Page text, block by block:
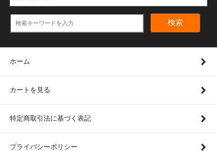
検索
ホーム
カートを見る
特定商取引法に基づく表記
プライバシーポリシー